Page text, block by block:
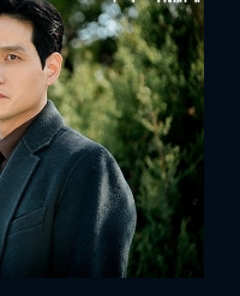
GOOGLE